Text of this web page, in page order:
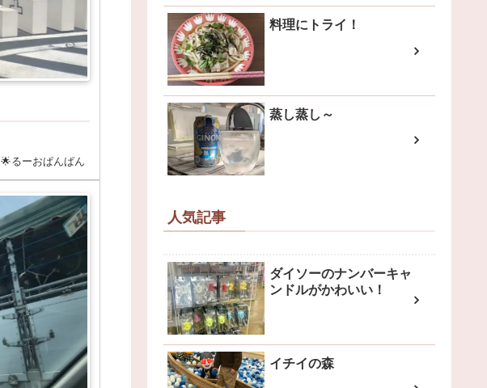
🌟るーおぱんぱん
料理にトライ！
蒸し蒸し～
人気記事
ダイソーのナンバーキャ
ンドルがかわいい！
イチイの森